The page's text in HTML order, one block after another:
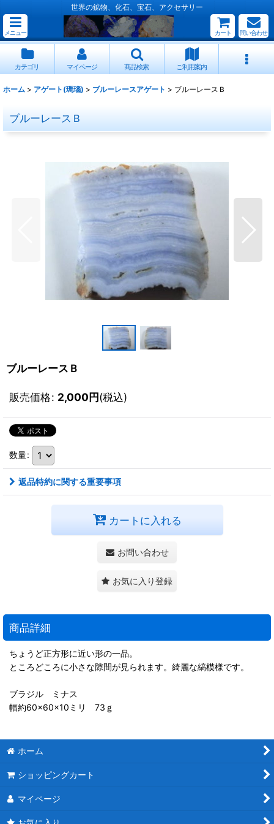
世界の鉱物、化石、宝石、アクセサリー
メニュー カート 問い合わせ
カテゴリ マイページ 商品検索 ご利用案内
ホーム > アゲート(瑪瑙) > ブルーレースアゲート > ブルーレースＢ
ブルーレースＢ
ブルーレースＢ
販売価格: 2,000円(税込)
数量:
返品特約に関する重要事項
カートに入れる
お問い合わせ
お気に入り登録
商品詳細
ちょうど正方形に近い形の一品。
ところどころに小さな隙間が見られます。綺麗な縞模様です。
ブラジル ミナス
幅約60×60×10ミリ 73ｇ
ホーム
ショッピングカート
マイページ